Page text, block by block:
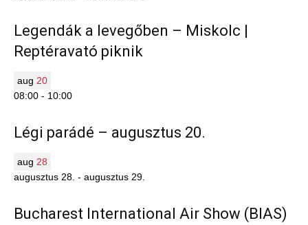
Legendák a levegőben – Miskolc |
Reptéravató piknik
aug 20
08:00 - 10:00
Légi parádé – augusztus 20.
aug 28
augusztus 28. - augusztus 29.
Bucharest International Air Show (BIAS)